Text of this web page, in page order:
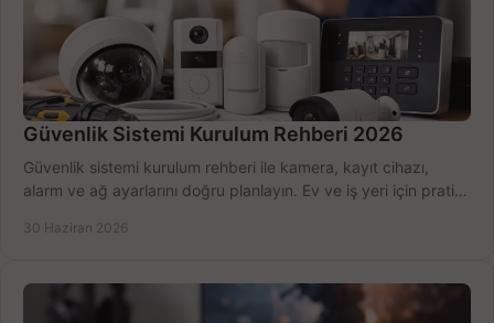
Güvenlik Sistemi Kurulum Rehberi 2026
Güvenlik sistemi kurulum rehberi ile kamera, kayıt cihazı,
alarm ve ağ ayarlarını doğru planlayın. Ev ve iş yeri için pratik
30 Haziran 2026